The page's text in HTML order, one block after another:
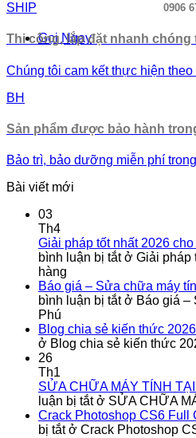
0906
Gọi Ngay
SHIP
Thi công, lắp đặt nhanh
Chúng tôi cam kết thực hiện
BH
Sản phẩm được bảo hành
Bảo trì, bảo dưỡng miễn phí
Bài viết mới
03
Th4
Giải pháp tốt nhất 2026
bình luận bị tắtở Giải pháp
hàng
Báo giá – Sửa chữa máy
bình luận bị tắtở Báo giá –
Phú
Blog chia sẻ kiến thức 2026
ở Blog chia sẻ kiến thức
26
Th1
SỬA CHỮA MÁY TÍNH
luận bị tắtở SỬA CHỮA
Crack Photoshop CS6 Full
bị tắtở Crack Photoshop